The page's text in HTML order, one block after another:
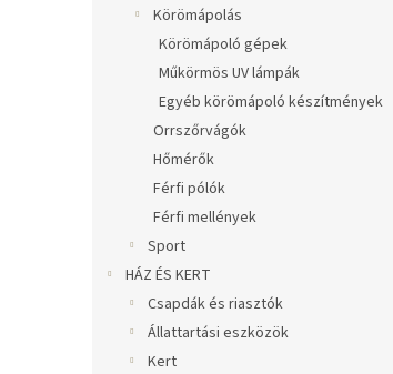
Körömápolás
Körömápoló gépek
Műkörmös UV lámpák
Egyéb körömápoló készítmények
Orrszőrvágók
Hőmérők
Férfi pólók
Férfi mellények
Sport
HÁZ ÉS KERT
Csapdák és riasztók
Állattartási eszközök
Kert